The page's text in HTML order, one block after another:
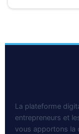
La plateforme
entrepreneurs et
vous apportons la